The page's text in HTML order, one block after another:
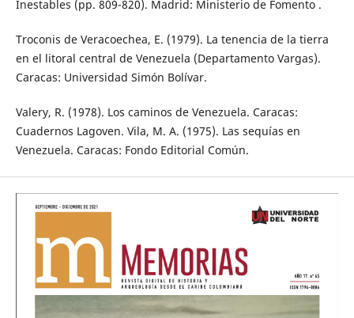
Inestables (pp. 809-820). Madrid: Ministerio de Fomento .
Troconis de Veracoechea, E. (1979). La tenencia de la tierra
en el litoral central de Venezuela (Departamento Vargas).
Caracas: Universidad Simón Bolívar.
Valery, R. (1978). Los caminos de Venezuela. Caracas:
Cuadernos Lagoven. Vila, M. A. (1975). Las sequías en
Venezuela. Caracas: Fondo Editorial Común.